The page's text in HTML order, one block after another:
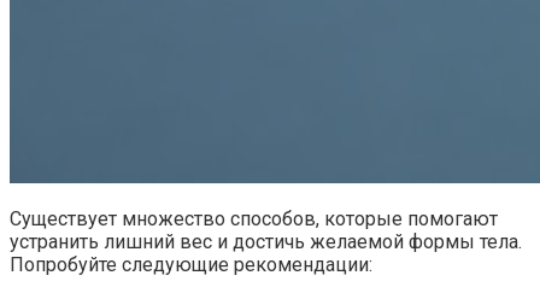
Существует множество способов, которые помогают
устранить лишний вес и достичь желаемой формы тела.
Попробуйте следующие рекомендации: